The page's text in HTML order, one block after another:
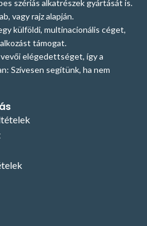
szériás alkatrészek gyártását is.
vagy rajz alapján.
külföldi, multinacionális céget,
támogat.
elégedettséget, így a
Szívesen segítünk, ha nem